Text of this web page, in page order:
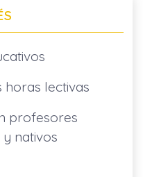
horas lectivas
profesores
nativos